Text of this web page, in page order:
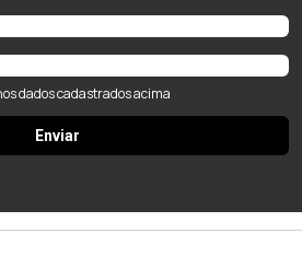
dados cadastrados acima
Enviar